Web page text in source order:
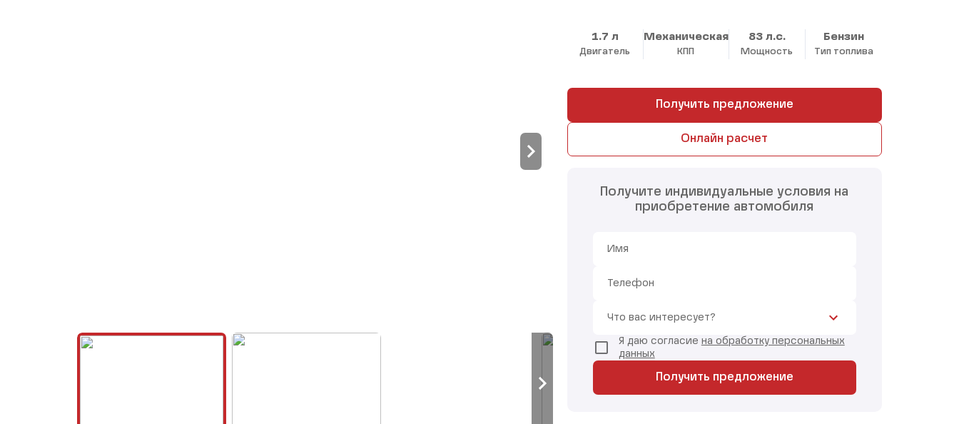
1.7 л
Двигатель
Механическая
КПП
83 л.с.
Мощность
Бензин
Тип топлива
Получить предложение
Онлайн расчет
Получите индивидуальные условия на
приобретение автомобиля
Имя
Телефон
Что вас интересует?
Я даю согласие на обработку персональных
данных
Получить предложение